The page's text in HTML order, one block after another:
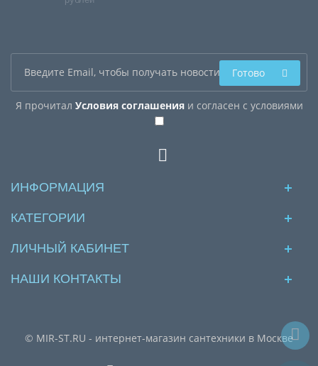
Я прочитал Условия соглашенияи согласен с условиями
Готово
ИНФОРМАЦИЯ
КАТЕГОРИИ
ЛИЧНЫЙ КАБИНЕТ
НАШИ КОНТАКТЫ
© MIR-ST.RU - интернет-магазин сантехники в Москве